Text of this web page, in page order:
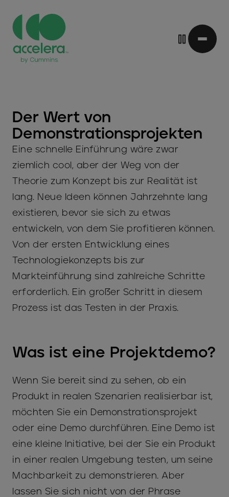
Inhalt
Der Wert von
Demonstrationsprojekten
Eine schnelle Einführung wäre zwar
ziemlich cool, aber der Weg von der
Theorie zum Konzept bis zur Realität ist
lang. Neue Ideen können Jahrzehnte lang
existieren, bevor sie sich zu etwas
entwickeln, von dem Sie profitieren können.
Von der ersten Entwicklung eines
Technologiekonzepts bis zur
Markteinführung sind zahlreiche Schritte
erforderlich. Ein großer Schritt in diesem
Prozess ist das Testen in der Praxis.
Was ist eine Projektdemo?
Wenn Sie bereit sind zu sehen, ob ein
Produkt in realen Szenarien realisierbar ist,
möchten Sie ein Demonstrationsprojekt
oder eine Demo durchführen. Eine Demo ist
eine kleine Initiative, bei der Sie ein Produkt
in einer realen Umgebung testen, um seine
Machbarkeit zu demonstrieren. Aber
lassen Sie sich nicht von der Phrase